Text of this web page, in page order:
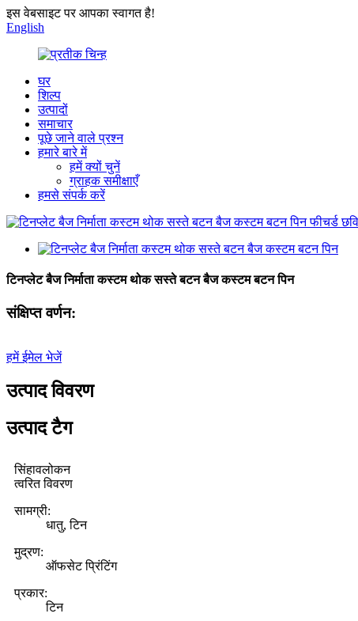
इस वेबसाइट पर आपका स्वागत है!
English
घर
शिल्प
उत्पादों
समाचार
पूछे जाने वाले प्रश्न
हमारे बारे में
हमें क्यों चुनें
ग्राहक समीक्षाएँ
हमसे संपर्क करें
टिनप्लेट बैज निर्माता कस्टम थोक सस्ते बटन बैज कस्टम बटन पिन
संक्षिप्त वर्णन:
हमें ईमेल भेजें
उत्पाद विवरण
उत्पाद टैग
सिंहावलोकन
त्वरित विवरण
सामग्री:
धातु, टिन
मुद्रण:
ऑफसेट प्रिंटिंग
प्रकार:
टिन